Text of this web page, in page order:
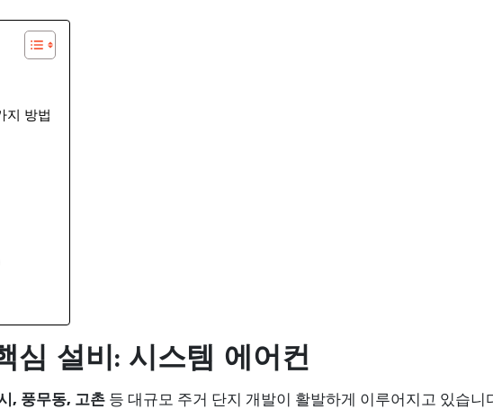
지 방법
심 설비: 시스템 에어컨
, 풍무동, 고촌 등 대규모 주거 단지 개발이 활발하게 이루어지고 있습니